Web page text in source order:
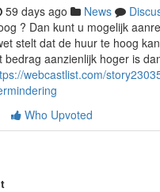
59 days ago News
? Dan kunt u mogelijk
stelt dat de huur te hoog
bedrag aanzienlijk hoger is
webcastlist.com/
Who Upvoted